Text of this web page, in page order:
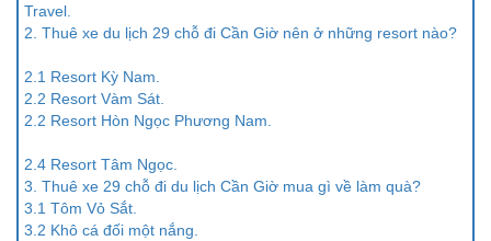
Travel.
2. Thuê xe du lịch 29 chỗ đi Cần Giờ nên ở những resort nào?
2.1 Resort Kỳ Nam.
2.2 Resort Vàm Sát.
2.2 Resort Hòn Ngọc Phương Nam.
2.4 Resort Tâm Ngọc.
3. Thuê xe 29 chỗ đi du lịch Cần Giờ mua gì về làm quà?
3.1 Tôm Vỏ Sắt.
3.2 Khô cá đối một nắng.